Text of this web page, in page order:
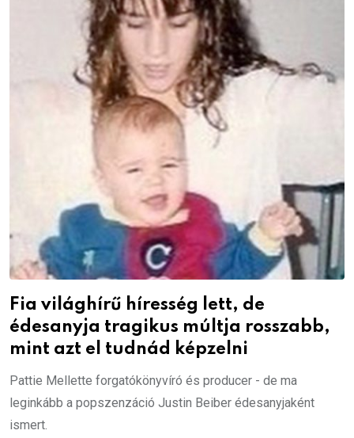
Fia világhírű híresség lett, de
édesanyja tragikus múltja rosszabb,
mint azt el tudnád képzelni
Pattie Mellette forgatókönyvíró és producer - de ma
leginkább a popszenzáció Justin Beiber édesanyjaként
ismert.